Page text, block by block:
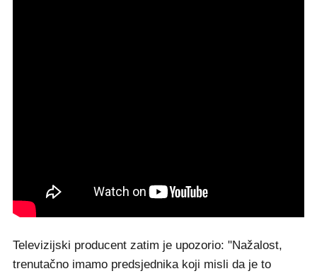
Televizijski producent zatim je upozorio: "Nažalost,
trenutačno imamo predsjednika koji misli da je to